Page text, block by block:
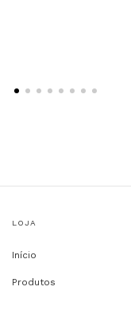
LOJA
Início
Produtos